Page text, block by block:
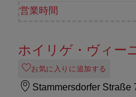
営業時間
ホイリゲ・ヴィー
お気に入りに追加する
Stammersdorfer Straße